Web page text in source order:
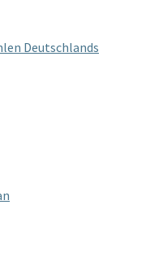
Deutschlands